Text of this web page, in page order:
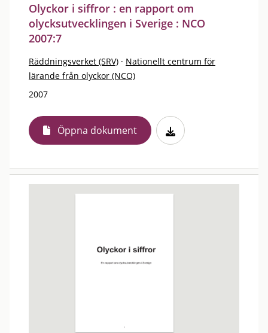
Olyckor i siffror : en rapport om
olycksutvecklingen i Sverige : NCO
2007:7
Räddningsverket (SRV) · Nationellt centrum för
lärande från olyckor (NCO)
2007
Öppna dokument